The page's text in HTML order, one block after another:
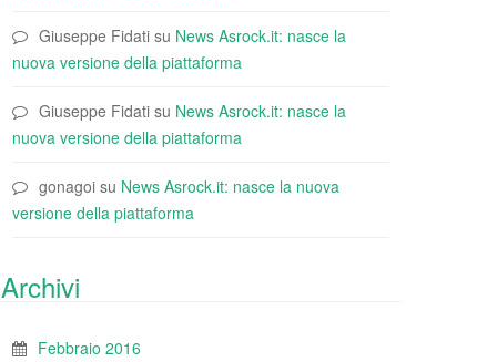
Giuseppe Fidati su News Asrock.it: nasce la
nuova versione della piattaforma
Giuseppe Fidati su News Asrock.it: nasce la
nuova versione della piattaforma
gonagoi su News Asrock.it: nasce la nuova
versione della piattaforma
Archivi
Febbraio 2016